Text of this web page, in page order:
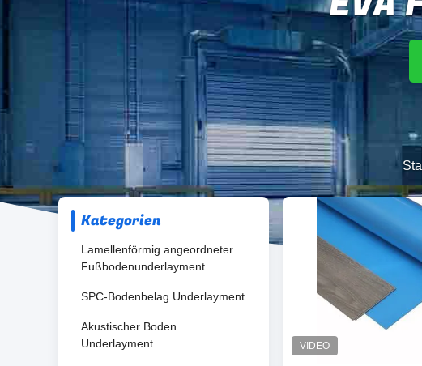
Kategorien
Lamellenförmig angeordneter
Fußbodenunderlayment
SPC-Bodenbelag Underlayment
Akustischer Boden
Underlayment